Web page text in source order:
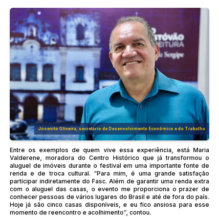
Josenito Oliveira, secretário de Desenvolvimento Econômico e do Trabalho
Entre os exemplos de quem vive essa experiência, está Maria
Valderene, moradora do Centro Histórico que já transformou o
aluguel de imóveis durante o festival em uma importante fonte de
renda e de troca cultural. “Para mim, é uma grande satisfação
participar indiretamente do Fasc. Além de garantir uma renda extra
com o aluguel das casas, o evento me proporciona o prazer de
conhecer pessoas de vários lugares do Brasil e até de fora do país.
Hoje já são cinco casas disponíveis, e eu fico ansiosa para esse
momento de reencontro e acolhimento”, contou.